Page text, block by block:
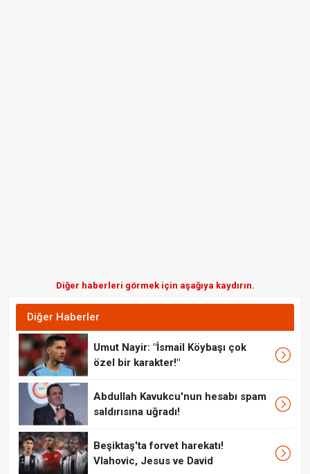
Diğer haberleri görmek için aşağıya kaydırın.
Diğer Haberler
Umut Nayir: "İsmail Köybaşı çok
özel bir karakter!"
Abdullah Kavukcu'nun hesabı spam
saldırısına uğradı!
Beşiktaş'ta forvet harekatı!
Vlahovic, Jesus ve David